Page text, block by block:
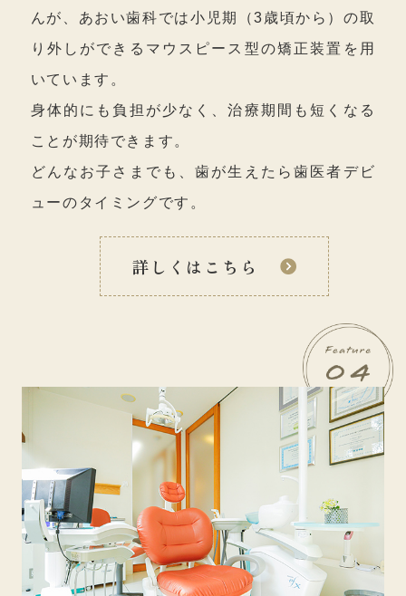
んが、あおい歯科では小児期（3歳頃から）の取
り外しができるマウスピース型の矯正装置を用
いています。
身体的にも負担が少なく、治療期間も短くなる
ことが期待できます。
どんなお子さまでも、歯が生えたら歯医者デビ
ューのタイミングです。
詳しくはこちら